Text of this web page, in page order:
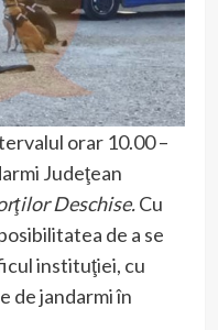
orar 10.00 –
Judeţean
Deschise.Cu
de a se
instituţiei, cu
de jandarmi în